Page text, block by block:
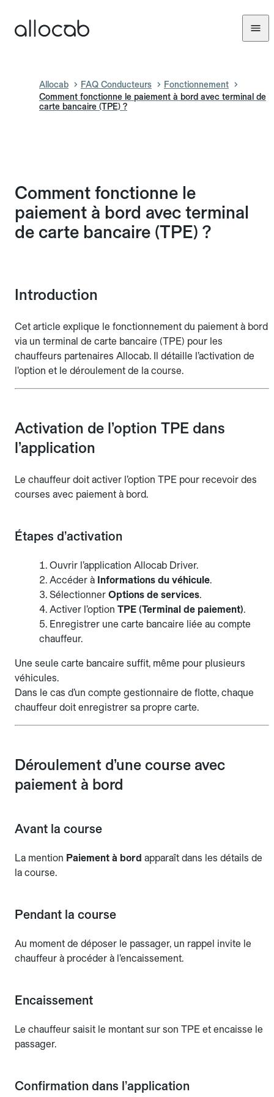
Allocab FAQ Conducteurs
Fonctionnement
Comment fonctionne le paiement à bord avec terminal de
carte bancaire (TPE) ?
Comment fonctionne le
paiement à bord avec terminal
de carte bancaire (TPE) ?
Introduction
Cet article explique le fonctionnement du paiement à bord
via un terminal de carte bancaire (TPE) pour les
chauffeurs partenaires Allocab. Il détaille l’activation de
l’option et le déroulement de la course.
Activation de l’option TPE dans
l’application
Le chauffeur doit activer l’option TPE pour recevoir des
courses avec paiement à bord.
Étapes d’activation
Ouvrir l’application Allocab Driver.
Accéder à Informations du véhicule.
Sélectionner Options de services.
Activer l’option TPE (Terminal de paiement).
Enregistrer une carte bancaire liée au compte
chauffeur.
Une seule carte bancaire suffit, même pour plusieurs
véhicules.
Dans le cas d’un compte gestionnaire de flotte, chaque
chauffeur doit enregistrer sa propre carte.
Déroulement d’une course avec
paiement à bord
Avant la course
La mention Paiement à bord apparaît dans les détails de
la course.
Pendant la course
Au moment de déposer le passager, un rappel invite le
chauffeur à procéder à l’encaissement.
Encaissement
Le chauffeur saisit le montant sur son TPE et encaisse le
passager.
Confirmation dans l’application